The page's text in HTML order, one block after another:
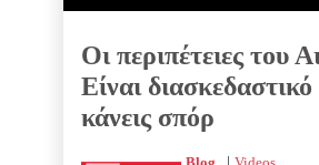
Οι περιπέτειες του
Είναι
κάνεις σπόρ